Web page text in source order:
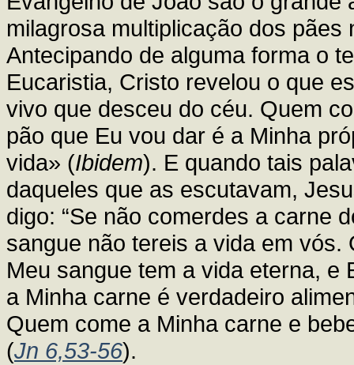
milagrosa multiplicação dos
Antecipando de alguma forma o
Eucaristia, Cristo revelou o que
vivo que desceu do céu. Quem
pão que Eu vou dar é a Minha
vida» (Ibidem). E quando tais
daqueles que as escutavam,
digo: “Se não comerdes a carne
sangue não tereis a vida em
Meu sangue tem a vida eterna, e
a Minha carne é verdadeiro
Quem come a Minha carne e
(Jn 6,53-56).